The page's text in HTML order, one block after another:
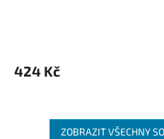
424 Kč
ZOBRAZIT VŠECHNY